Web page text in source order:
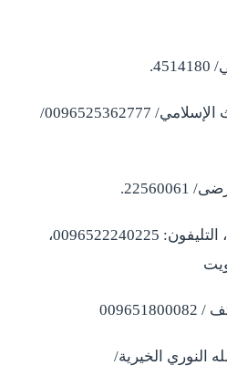
كذلك جمعية إحياء التراث الإسلامي/ 0096525362777/
الكويتي، التليفون: 0096522240225،
النوري الخيرية/